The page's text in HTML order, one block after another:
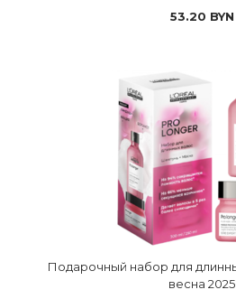
53.20 BYN
Подарочный набор для
весна 2025